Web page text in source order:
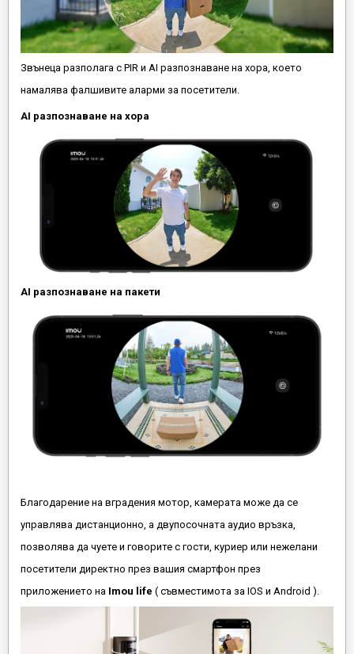
Звънеца разполага с PIR и AI разпознаване на хора, което
намалява фалшивите аларми за посетители.
AI разпознаване на хора
AI разпознаване на пакети
Благодарение на вградения мотор, камерата може да се
управлява дистанционно, а двупосочната аудио връзка,
позволява да чуете и говорите с гости, куриер или нежелани
посетители директно през вашия смартфон през
приложението на Imou life ( съвместимота за IOS и Android ).